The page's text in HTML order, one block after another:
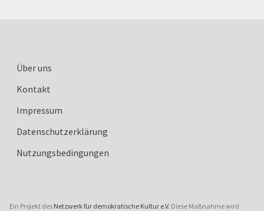
Über uns
Kontakt
Impressum
Datenschutzerklärung
Nutzungsbedingungen
Ein Projekt des Netzwerk für demokratische Kultur e.V. Diese Maßnahme wird